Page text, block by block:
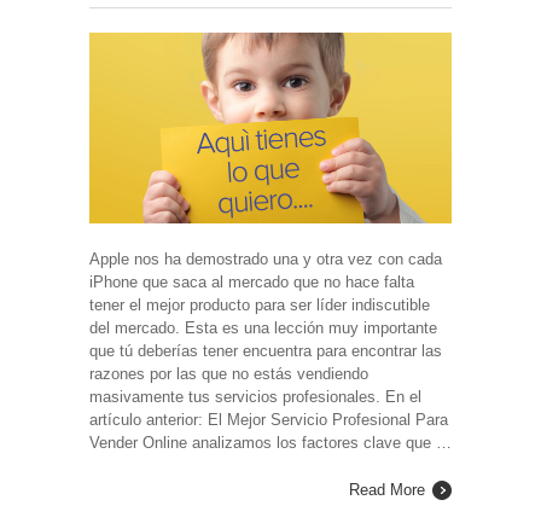
Apple nos ha demostrado una y otra vez con cada
iPhone que saca al mercado que no hace falta
tener el mejor producto para ser líder indiscutible
del mercado. Esta es una lección muy importante
que tú deberías tener encuentra para encontrar las
razones por las que no estás vendiendo
masivamente tus servicios profesionales. En el
artículo anterior: El Mejor Servicio Profesional Para
Vender Online analizamos los factores clave que …
Read More